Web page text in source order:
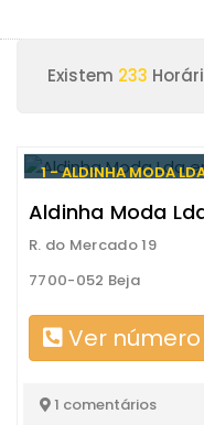
Existem 233
1 - ALDINHA MODA
Aldinha Moda
R. do Mercado 19
7700-052 Beja
Ver
1 comentários